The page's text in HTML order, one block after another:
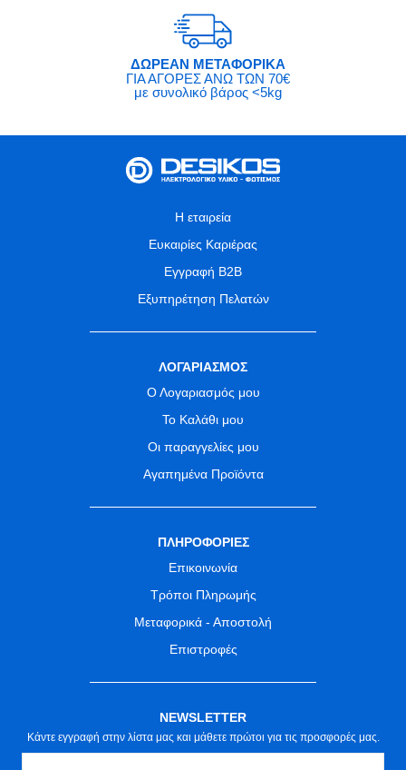
ΔΩΡΕΑΝ ΜΕΤΑΦΟΡΙΚΑ
ΓΙΑ ΑΓΟΡΕΣ ΑΝΩ ΤΩΝ 70€
με συνολικό βάρος <5kg
Η εταιρεία
Ευκαιρίες Καριέρας
Εγγραφή B2B
Εξυπηρέτηση Πελατών
ΛΟΓΑΡΙΑΣΜΟΣ
Ο Λογαριασμός μου
Το Καλάθι μου
Οι παραγγελίες μου
Αγαπημένα Προϊόντα
ΠΛΗΡΟΦΟΡΙΕΣ
Επικοινωνία
Τρόποι Πληρωμής
Μεταφορικά - Αποστολή
Επιστροφές
NEWSLETTER
Κάντε εγγραφή στην λίστα μας και μάθετε πρώτοι για τις προσφορές μας.